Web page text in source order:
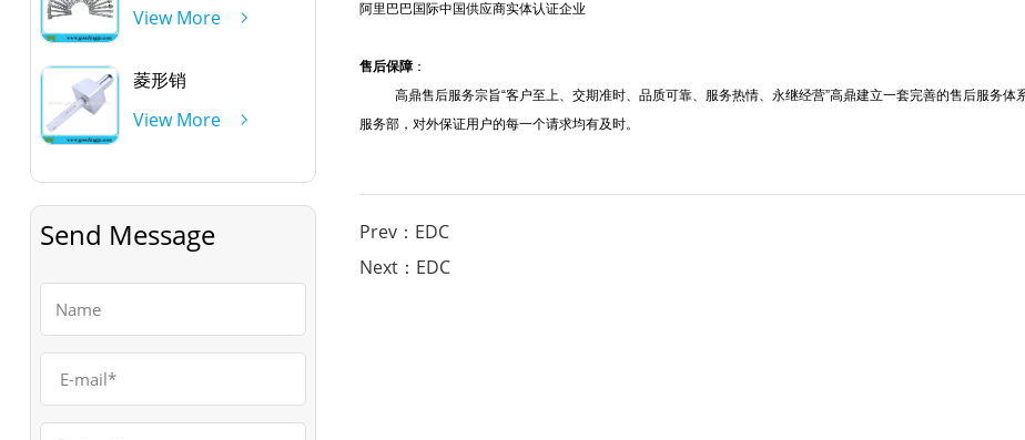
View More
菱形销
View More
Send Message
阿里巴巴国际中国供应商实体认证企业
售后保障：
高鼎售后服务宗旨“客户至上、交期准时、品质可靠、服务热情、永继经营”高鼎建立一套完善的售后服务
服务部，对外保证用户的每一个请求均有及时。
Prev：EDC
Next：EDC